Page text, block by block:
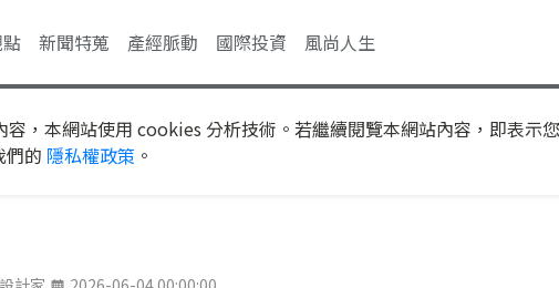
新聞特蒐 產經脈動 國際投資 風尚人生
容，本網站使用 cookies 分析技術。若繼續閱覽本網站內容，即表示
的 隱私權政策 。